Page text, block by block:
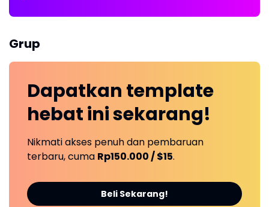
Grup
Dapatkan template
hebat inisekarang!
Nikmati akses penuh dan pembaruan
terbaru, cuma Rp150.000 / $15.
Beli Sekarang!